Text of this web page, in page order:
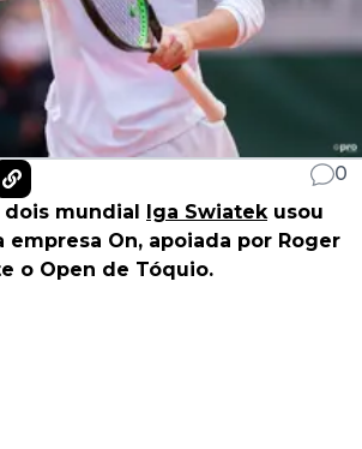
0
mundial Iga Swiatek usou
empresa On, apoiada por Roger
o Open de Tóquio.